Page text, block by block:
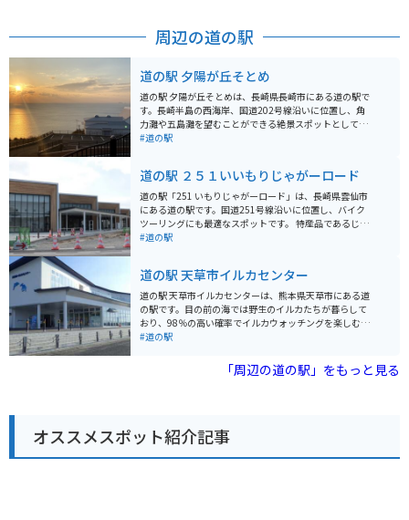
周辺の道の駅
道の駅 夕陽が丘そとめ
道の駅 夕陽が丘そとめは、長崎県長崎市にある道の駅で
す。長崎半島の西海岸、国道202号線沿いに位置し、角
力灘や五島灘を望むことができる絶景スポットとして知
られています。 夕陽の名所としても有名で、水平線に沈
や、レストラン、カフェなどがあります。 バイクで訪れ
る場合、駐車場も広く、休憩場所としても最適です。周
辺には、伊王島、高島、軍艦島など、観光スポットも点
在しており、ツーリングの拠点としてもおすすめです。
長崎ならではの海の幸や、夕陽を眺めながらの食事を楽
#道の駅
道の駅 ２５１いいもりじゃがーロード
道の駅「251 いもりじゃがーロード」は、長崎県雲仙市
にある道の駅です。国道251号線沿いに位置し、バイク
ツーリングにも最適なスポットです。 特産品であるじゃ
がいもを使ったコロッケやソフトクリーム、地元産の新
雲仙岳は、1990年から1995年にかけて噴火活動が活発
だった活火山で、今もなお噴気をあげています。平成新
山ネイチャーセンターでは、雲仙岳の噴火の歴史や、周
辺の自然環境について学ぶことができます。仁田峠から
は、雲仙岳や有明海を一望でき、絶景を楽しむことがで
料駐車場にバイクを停めることができます。また、道の
適です。小浜温泉は、橘湾に面した歴史ある温泉街で、
海を眺めながら温泉を楽しむことができます。雲仙温泉
は、雲仙岳の麓にある温泉街で、自然豊かな環境の中で
#道の駅
道の駅 天草市イルカセンター
道の駅 天草市イルカセンターは、熊本県天草市にある道
の駅です。目の前の海では野生のイルカたちが暮らして
おり、98％の高い確率でイルカウォッチングを楽しむこ
とができます。イルカウォッチング船乗り場と隣接して
施設内には、レストランや特産品販売所があり、天草の
新鮮な海の幸を味わえます。また、イルカの生態や歴史
安心です。天草の美しい海岸線をツーリングしながら、
イルカとの出会いと新鮮な海の幸を満喫してみてはいか
がでしょうか。道の駅で購入できる、天草産の塩を使っ
#道の駅
「周辺の道の駅」をもっと見る
オススメスポット紹介記事